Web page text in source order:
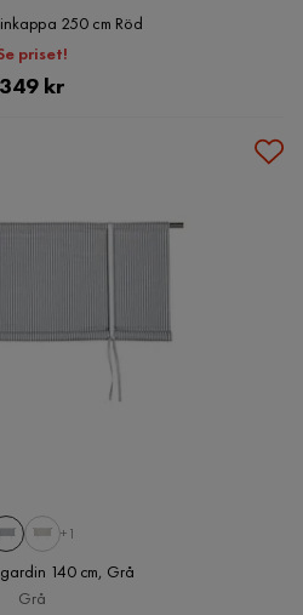
250 cm Röd
priset!
Pris
349 kr
+1
140 cm, Grå
Grå